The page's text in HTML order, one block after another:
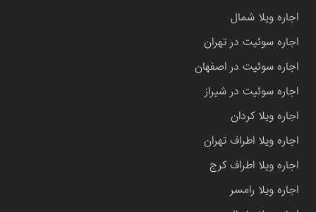
اجاره ویلا شمال
اجاره سوئیت در تهران
اجاره سوئیت در اصفهان
اجاره سوئیت در شیراز
اجاره ویلا کردان
اجاره ویلا اطراف تهران
اجاره ویلا اطراف کرج
اجاره ویلا رامسر